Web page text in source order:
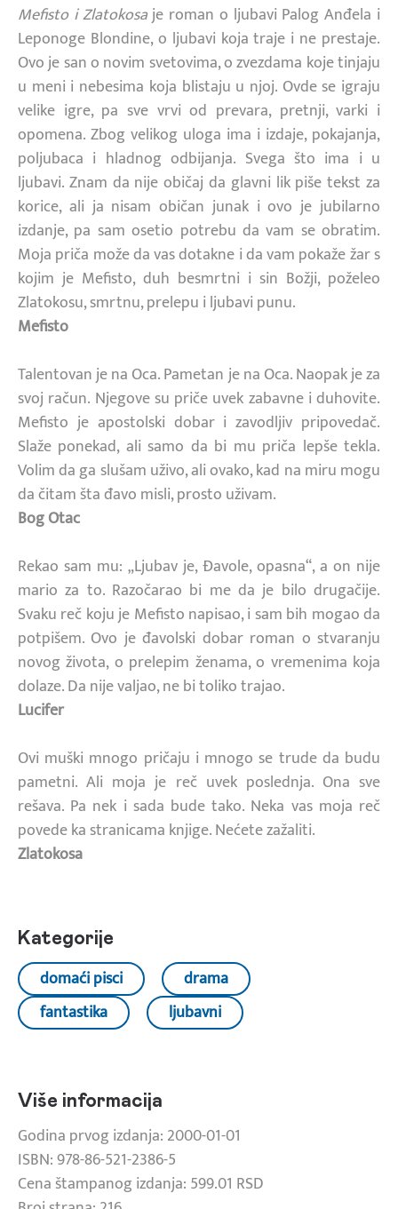
Mefisto i Zlatokosaje roman o ljubavi Palog Anđela i
Leponoge Blondine, o ljubavi koja traje i ne prestaje.
Ovo je san o novim svetovima, o zvezdama koje tinjaju
u meni i nebesima koja blistaju u njoj. Ovde se igraju
velike igre, pa sve vrvi od prevara, pretnji, varki i
opomena. Zbog velikog uloga ima i izdaje, pokajanja,
poljubaca i hladnog odbijanja. Svega što ima i u
ljubavi. Znam da nije običaj da glavni lik piše tekst za
korice, ali ja nisam običan junak i ovo je jubilarno
izdanje, pa sam osetio potrebu da vam se obratim.
Moja priča može da vas dotakne i da vam pokaže žar s
kojim je Mefisto, duh besmrtni i sin Božji, poželeo
Zlatokosu, smrtnu, prelepu i ljubavi punu.
Mefisto
Talentovan je na Oca. Pametan je na Oca. Naopak je za
svoj račun. Njegove su priče uvek zabavne i duhovite.
Mefisto je apostolski dobar i zavodljiv pripovedač.
Slaže ponekad, ali samo da bi mu priča lepše tekla.
Volim da ga slušam uživo, ali ovako, kad na miru mogu
da čitam šta đavo misli, prosto uživam.
Bog Otac
Rekao sam mu: „Ljubav je, Đavole, opasna“, a on nije
mario za to. Razočarao bi me da je bilo drugačije.
Svaku reč koju je Mefisto napisao, i sam bih mogao da
potpišem. Ovo je đavolski dobar roman o stvaranju
novog života, o prelepim ženama, o vremenima koja
dolaze. Da nije valjao, ne bi toliko trajao.
Lucifer
Ovi muški mnogo pričaju i mnogo se trude da budu
pametni. Ali moja je reč uvek poslednja. Ona sve
rešava. Pa nek i sada bude tako. Neka vas moja reč
povede ka stranicama knjige. Nećete zažaliti.
Zlatokosa
Kategorije
domaći pisci
drama
fantastika
ljubavni
Više informacija
Godina prvog izdanja: 2000-01-01
ISBN: 978-86-521-2386-5
Cena štampanog izdanja: 599.01 RSD